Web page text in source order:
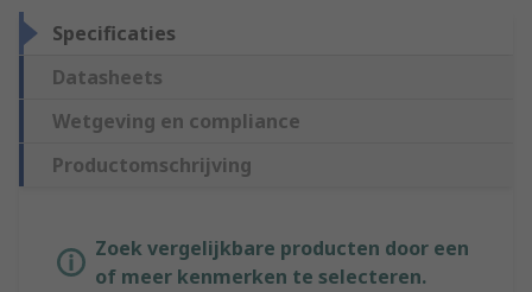
Specificaties
Datasheets
Wetgeving en compliance
Productomschrijving
Zoek vergelijkbare producten door een
of meer kenmerken te selecteren.